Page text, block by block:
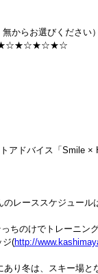
からお選びください
アドバイス「Smile ×
レーススケジュー
ちのけでトレーニン
ジ(http://
り冬は、スキー場